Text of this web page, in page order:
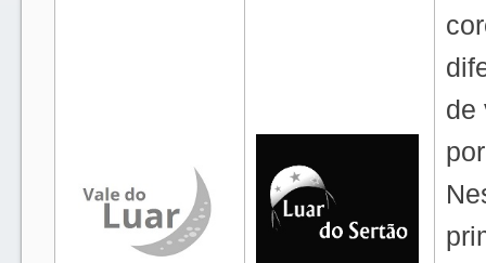
de